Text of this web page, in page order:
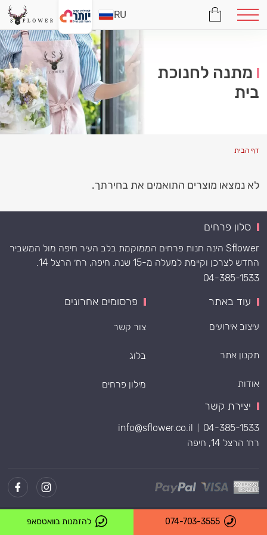
מתנה לחנוכת
בית
דף הבית
לא נמצאו מוצרים התואמים את בחירתך.
סלון פרחים
Sflower הינה חנות פרחים הממוקמת בלב העיר חיפה מול המשביר
החדש לצרכן וקיימת למעלה מ-15 שנה. חיפה, רח׳ הרצל 14.
04-385-1533
עוד באתר
עיצוב אירועים
תקנון אתר
אודות
פרסומים אחרונים
צור קשר
בלוג
מילון פרחים
יצירת קשר
04-385-1533
info@sflower.co.il
רח׳ הרצל 14, חיפה
RU
Powered by
074-703-3555 להזמנות בוואטסאפ